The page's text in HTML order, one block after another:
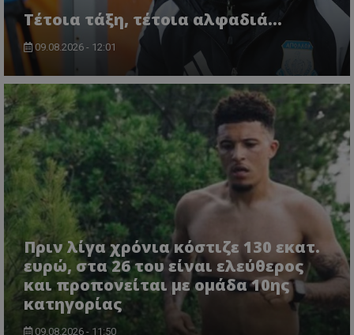
Τέτοια τάξη, τέτοια αλφαδιά...
09.08.2026 - 12:01
Πριν λίγα χρόνια κόστιζε 130 εκατ.
ευρώ, στα 26 του είναι ελεύθερος
και προπονείται με ομάδα 10ης
κατηγορίας
09.08.2026 - 11:50